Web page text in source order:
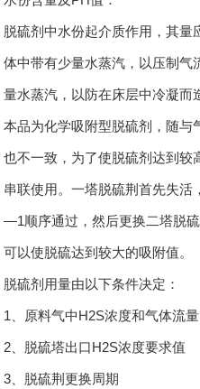
脱硫剂中水份起介质作用，其量
体中带有少量水蒸汽，以压制气
量水蒸汽，以防在床层中冷凝而
本品为化学吸附型脱硫剂，随与
也不一致，为了使脱硫剂达到
串联使用。一塔脱硫荆首先失
—1顺序通过，然后更换二塔脱
可以使脱硫达到较大的吸附值。
脱硫剂用量由以下条件决定：
1、原料气中H2S浓度和气体流量
2、脱硫塔出口H2S浓度要求值
3、脱硫荆更换周期